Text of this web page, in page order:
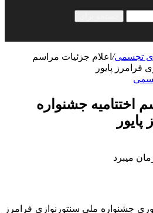
تجسمی/ اعلام جزئیات مراسم
فرامرز پایور
اختتامیه جشنواره
جشنواره‌ ملی سنتورنوازی فرامرز